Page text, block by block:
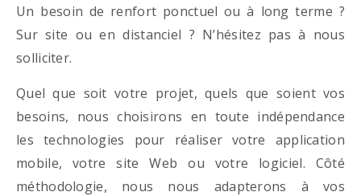
Un besoin de renfort ponctuel ou à long terme ?
Sur site ou en distanciel ? N’hésitez pas à nous
solliciter.
Quel que soit votre projet, quels que soient vos
besoins, nous choisirons en toute indépendance
les technologies pour réaliser votre application
mobile, votre site Web ou votre logiciel. Côté
méthodologie, nous nous adapterons à vos